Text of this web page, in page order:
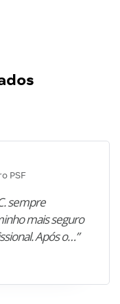
PSF
sempre
mais seguro
Após o…”